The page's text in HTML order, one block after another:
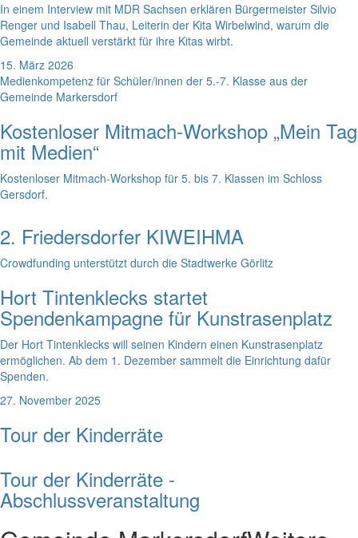
In einem Interview mit MDR Sachsen erklären Bürgermeister Silvio
Renger und Isabell Thau, Leiterin der Kita Wirbelwind, warum die
Gemeinde aktuell verstärkt für ihre Kitas wirbt.
15. März 2026
Medienkompetenz für Schüler/innen der 5.-7. Klasse aus der
Gemeinde Markersdorf
Kostenloser Mitmach-Workshop „Mein Tag
mit Medien“
Kostenloser Mitmach-Workshop für 5. bis 7. Klassen im Schloss
Gersdorf.
2. Friedersdorfer KIWEIHMA
Crowdfunding unterstützt durch die Stadtwerke Görlitz
Hort Tintenklecks startet
Spendenkampagne für Kunstrasenplatz
Der Hort Tintenklecks will seinen Kindern einen Kunstrasenplatz
ermöglichen. Ab dem 1. Dezember sammelt die Einrichtung dafür
Spenden.
27. November 2025
Tour der Kinderräte
Tour der Kinderräte -
Abschlussveranstaltung